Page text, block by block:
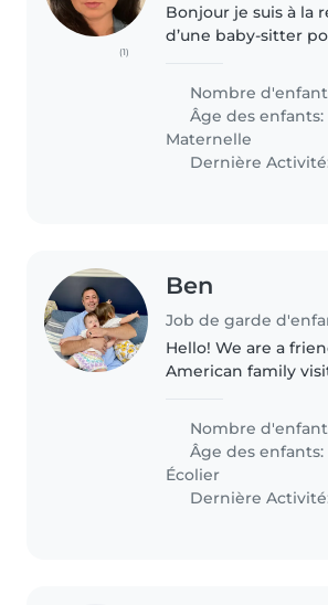
(1)
Bonjour je suis à la
d’une baby-sitter
chercher ma fille 3
la maternelle et
l’école de 17h45/
Nombre
Âge des enfants:
Maternelle
Dernière
Ben
Hello! We are a
American family
years old. They are
energetic, and love
biking,..
Nombre
Âge des enfants:
Écolier
Dernière